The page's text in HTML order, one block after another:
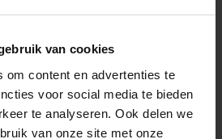
van cookies
om content en advertenties te
voor social media te bieden
te analyseren. Ook delen we
van onze site met onze